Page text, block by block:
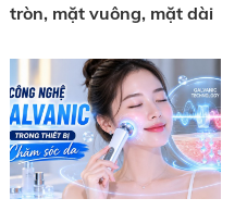
tròn, mặt vuông, mặt dài